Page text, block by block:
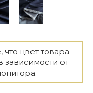
цвет товара
зависимости от